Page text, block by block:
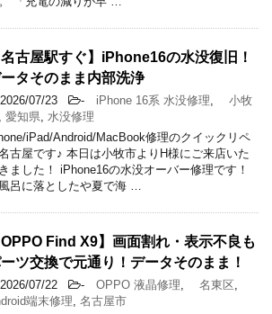
名古屋駅すぐ】iPhone16の水没復旧！
タそのまま内部洗浄
2026/07/23 - iPhone 16系 水没修理
小牧
愛知県
水没修理
iPad/Android/MacBook修理のクイックリペ
古屋です♪ 本日は小牧市よりH様にご来店いた
ました！ iPhone16の水没オーバー修理です！
呂に落としたや夏で海 …
OPPO Find X9】画面割れ・表示不良も
ツ交換で元通り！データそのまま！
2026/07/22 - OPPO 液晶修理 名東区
端末修理 名古屋市